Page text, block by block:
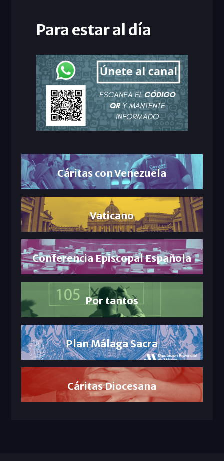
Para estar al día
Cáritas con Venezuela
Vaticano
Conferencia Episcopal Española
Por tantos
Plan Málaga Sacra
Cáritas Diocesana